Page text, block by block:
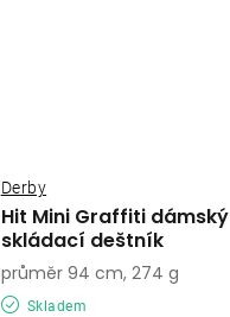
Hit Mini Graffiti dámský
skládací deštník
Derby
Skladem
průměr 94 cm, 274 g